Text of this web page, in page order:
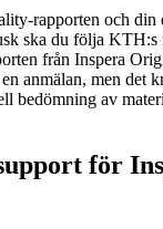
rapporten och din
ska du följa
från Inspera
anmälan, men det
bedömning av
för